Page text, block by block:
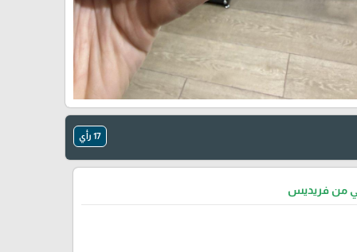
17 رأي
من فريديس